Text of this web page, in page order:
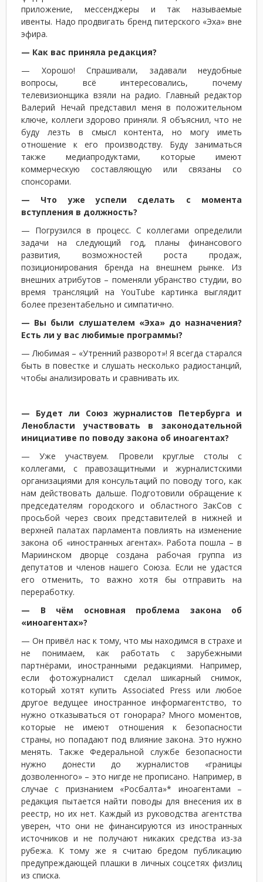
приложение, мессенджеры и так называемые
ивенты. Надо продвигать бренд питерского «Эха» вне
эфира.
— Как вас приняла редакция?
— Хорошо! Спрашивали, задавали неудобные
вопросы, всё интересовались, почему
телевизионщика взяли на радио. Главный редактор
Валерий Нечай представил меня в положительном
ключе, коллеги здорово приняли. Я объяснил, что не
буду лезть в смысл контента, но могу иметь
отношение к его производству. Буду заниматься
также медиапродуктами, которые имеют
коммерческую составляющую или связаны со
спонсорами.
— Что уже успели сделать с момента
вступления в должность?
— Погрузился в процесс. С коллегами определили
задачи на следующий год, планы финансового
развития, возможностей роста продаж,
позиционирования бренда на внешнем рынке. Из
внешних атрибутов – поменяли убранство студии, во
время трансляций на YouTube картинка выглядит
более презентабельно и симпатично.
— Вы были слушателем «Эха» до назначения?
Есть ли у вас любимые программы?
— Любимая – «Утренний разворот»! Я всегда старался
быть в повестке и слушать несколько радиостанций,
чтобы анализировать и сравнивать их.
— Будет ли Союз журналистов Петербурга и
Ленобласти участвовать в законодательной
инициативе по поводу закона об иноагентах?
— Уже участвуем. Провели круглые столы с
коллегами, с правозащитными и журналистскими
организациями для консультаций по поводу того, как
нам действовать дальше. Подготовили обращение к
председателям городского и областного ЗакСов с
просьбой через своих представителей в нижней и
верхней палатах парламента повлиять на изменение
закона об «иностранных агентах». Работа пошла – в
Мариинском дворце создана рабочая группа из
депутатов и членов нашего Союза. Если не удастся
его отменить, то важно хотя бы отправить на
переработку.
— В чём основная проблема закона об
«иноагентах»?
— Он привёл нас к тому, что мы находимся в страхе и
не понимаем, как работать с зарубежными
партнёрами, иностранными редакциями. Например,
если фотожурналист сделал шикарный снимок,
который хотят купить Associated Press или любое
другое ведущее иностранное информагентство, то
нужно отказываться от гонорара? Много моментов,
которые не имеют отношения к безопасности
страны, но попадают под влияние закона. Это нужно
менять. Также Федеральной службе безопасности
нужно донести до журналистов «границы
дозволенного» – это нигде не прописано. Например, в
случае с признанием «Росбалта»* иноагентами –
редакция пытается найти поводы для внесения их в
реестр, но их нет. Каждый из руководства агентства
уверен, что они не финансируются из иностранных
источников и не получают никаких средства из-за
рубежа. К тому же я считаю бредом публикацию
предупреждающей плашки в личных соцсетях физлиц
из списка.